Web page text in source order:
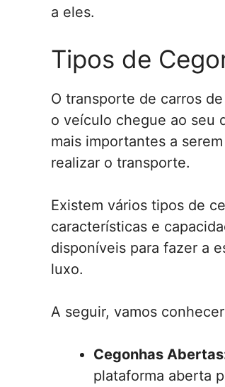
a eles.
Tipos de
O transporte de carros
o veículo chegue ao seu
mais importantes a
realizar o transporte.
Existem vários tipos de
características e
disponíveis para fazer a
luxo.
A seguir, vamos
Cegonhas
plataforma aberta